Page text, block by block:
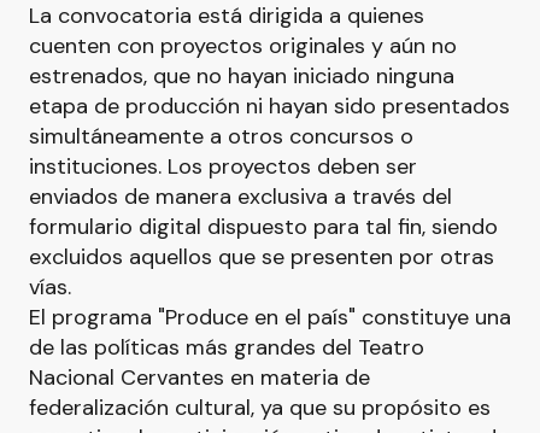
La convocatoria está dirigida a quienes
cuenten con proyectos originales y aún no
estrenados, que no hayan iniciado ninguna
etapa de producción ni hayan sido presentados
simultáneamente a otros concursos o
instituciones. Los proyectos deben ser
enviados de manera exclusiva a través del
formulario digital dispuesto para tal fin, siendo
excluidos aquellos que se presenten por otras
vías.
El programa "Produce en el país" constituye una
de las políticas más grandes del Teatro
Nacional Cervantes en materia de
federalización cultural, ya que su propósito es